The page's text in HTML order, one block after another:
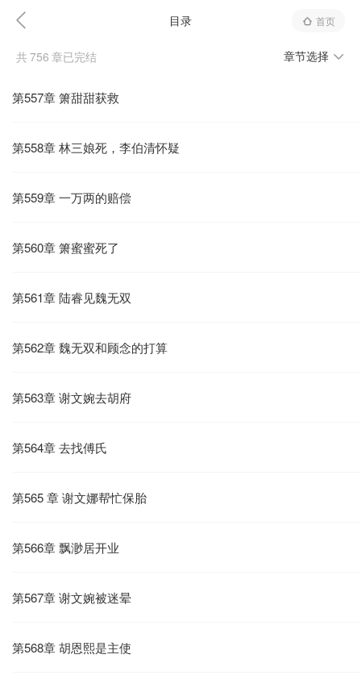
首页
目录
共756 章已完结 章节选择
第557章 箫甜甜获救
第558章 林三娘死，李伯清怀疑
第559章 一万两的赔偿
第560章 箫蜜蜜死了
第561章 陆睿见魏无双
第562章 魏无双和顾念的打算
第563章 谢文婉去胡府
第564章 去找傅氏
第565 章 谢文娜帮忙保胎
第566章 飘渺居开业
第567章 谢文婉被迷晕
第568章 胡恩熙是主使